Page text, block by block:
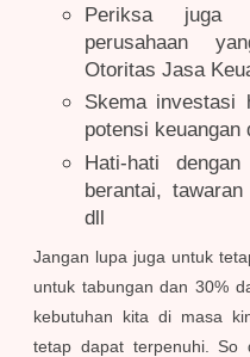
Periksa juga
perusahaan
Otoritas Jasa
Skema investasi
potensi keuangan
Hati-hati dengan
berantai,
dll
Jangan lupa juga untuk
untuk tabungan dan 30%
kebutuhan kita di masa
tetap dapat terpenuhi. So